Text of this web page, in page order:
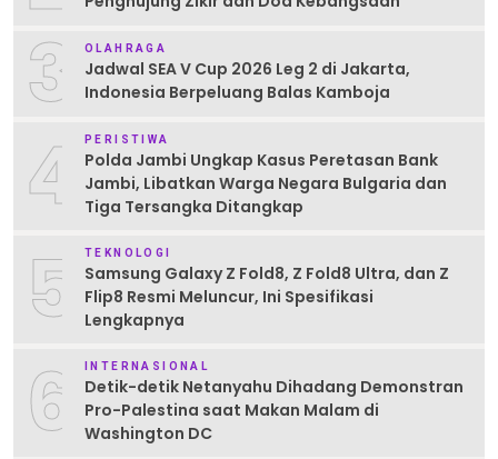
3 OLAHRAGA
Jadwal SEA V Cup 2026 Leg 2 di Jakarta,
Indonesia Berpeluang Balas Kamboja
4 PERISTIWA
Polda Jambi Ungkap Kasus Peretasan Bank
Jambi, Libatkan Warga Negara Bulgaria dan
Tiga Tersangka Ditangkap
5 TEKNOLOGI
Samsung Galaxy Z Fold8, Z Fold8 Ultra, dan Z
Flip8 Resmi Meluncur, Ini Spesifikasi
Lengkapnya
6 INTERNASIONAL
Detik-detik Netanyahu Dihadang Demonstran
Pro-Palestina saat Makan Malam di
Washington DC